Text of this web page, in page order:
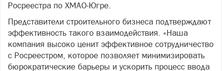
Росреестра по ХМАО‑Югре.
Представители строительного бизнеса подтверждают
эффективность такого взаимодействия. «Наша
компания высоко ценит эффективное сотрудничество
с Росреестром, которое позволяет минимизировать
бюрократические барьеры и ускорить процесс ввода